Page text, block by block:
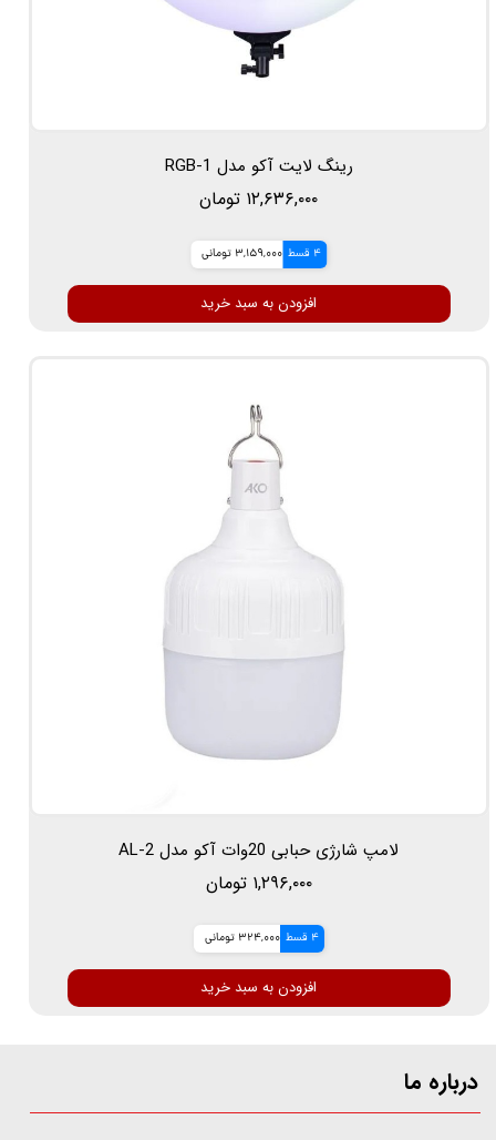
رینگ لایت آکو مدل RGB-1
۱۲,۶۳۶,۰۰۰ تومان
4 قسط 3,159,000 تومانی
افزودن به سبد خرید
لامپ شارژی حبابی 20وات آکو مدل AL-2
۱,۲۹۶,۰۰۰ تومان
4 قسط 324,000 تومانی
افزودن به سبد خرید
درباره ما